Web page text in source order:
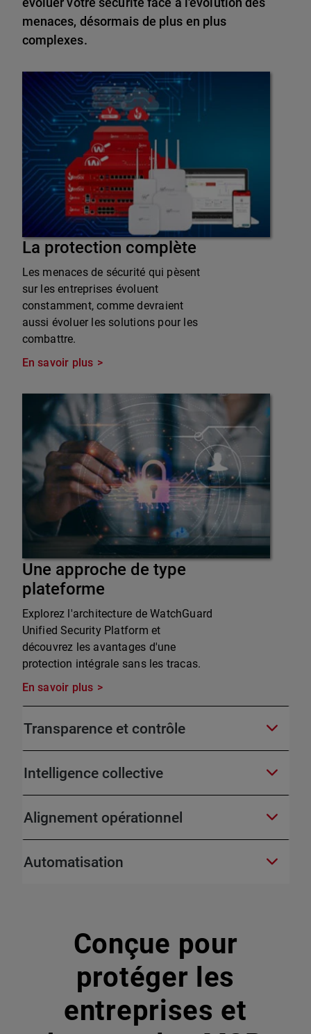
menaces, désormais de plus en plus
complexes.
La protection complète
Les menaces de sécurité qui pèsent
sur les entreprises évoluent
constamment, comme devraient
aussi évoluer les solutions pour les
combattre.
En savoir plus
Une approche de type
plateforme
Explorez l'architecture de WatchGuard
Unified Security Platform et
découvrez les avantages d'une
protection intégrale sans les tracas.
En savoir plus
Transparence et contrôle
Intelligence collective
Alignement opérationnel
Automatisation
Conçue pour
protéger les
entreprises et